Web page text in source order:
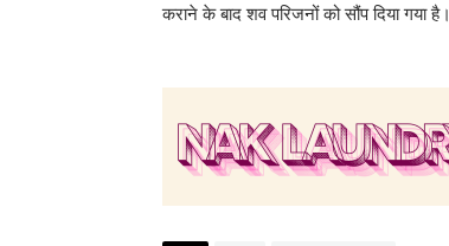
कराने के बाद शव परिजनों को सौंप दिया गया है।